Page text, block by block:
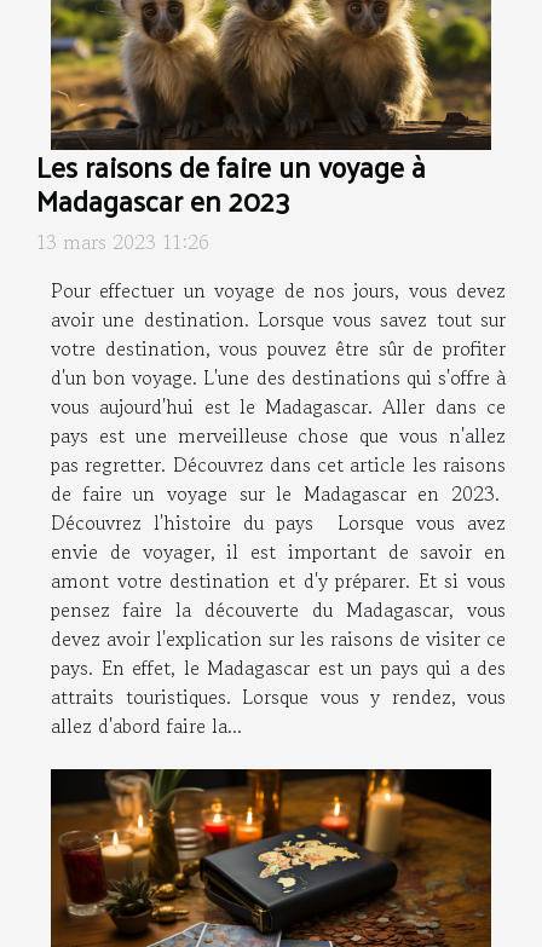
Les raisons de faire un voyage à
Madagascar en 2023
13 mars 2023 11:26
Pour effectuer un voyage de nos jours, vous devez
avoir une destination. Lorsque vous savez tout sur
votre destination, vous pouvez être sûr de profiter
d'un bon voyage. L'une des destinations qui s'offre à
vous aujourd'hui est le Madagascar. Aller dans ce
pays est une merveilleuse chose que vous n'allez
pas regretter. Découvrez dans cet article les raisons
de faire un voyage sur le Madagascar en 2023.
Découvrez l'histoire du pays Lorsque vous avez
envie de voyager, il est important de savoir en
amont votre destination et d'y préparer. Et si vous
pensez faire la découverte du Madagascar, vous
devez avoir l'explication sur les raisons de visiter ce
pays. En effet, le Madagascar est un pays qui a des
attraits touristiques. Lorsque vous y rendez, vous
allez d'abord faire la...